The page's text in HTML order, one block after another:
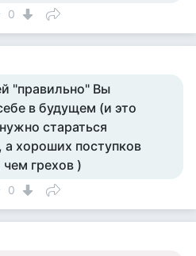
0
"правильно" Вы
в будущем (и это
стараться
а хороших поступков
грехов )
0